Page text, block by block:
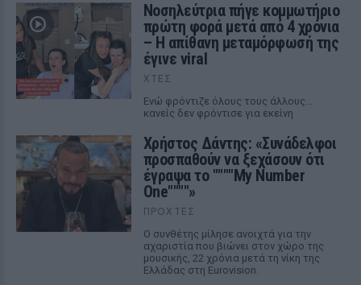
Νοσηλεύτρια πήγε κομμωτήριο
πρώτη φορά μετά από 4 χρόνια
– Η απίθανη μεταμόρφωσή της
έγινε viral
ΧΤΕΣ
Ενώ φρόντιζε όλους τους άλλους...
κανείς δεν φρόντισε για εκείνη
Χρήστος Δάντης: «Συνάδελφοι
προσπαθούν να ξεχάσουν ότι
έγραψα το """"My Number
One""""»
ΠΡΟΧΤΈΣ
Ο συνθέτης μίλησε ανοιχτά για την
αχαριστία που βιώνει στον χώρο της
μουσικής, 22 χρόνια μετά τη νίκη της
Ελλάδας στη Eurovision.